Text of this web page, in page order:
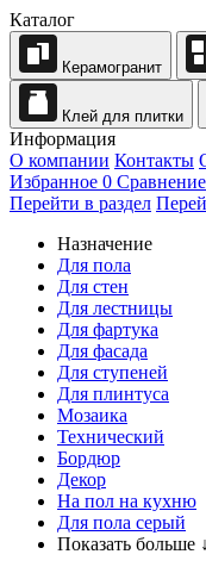
Каталог
Керамогранит
Клей для плитки
Информация
О компании Контакты
Избранное 0 Сравнение
Перейти в раздел
Назначение
Для пола
Для стен
Для лестницы
Для фартука
Для фасада
Для ступеней
Для плинтуса
Мозаика
Технический
Бордюр
Декор
На пол на кухню
Для пола серый
Показать больше ↓